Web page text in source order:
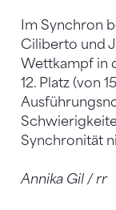
Im Synchron
Ciliberto und
Wettkampf in
12. Platz (von
Synchronität
Annika Gil / rr